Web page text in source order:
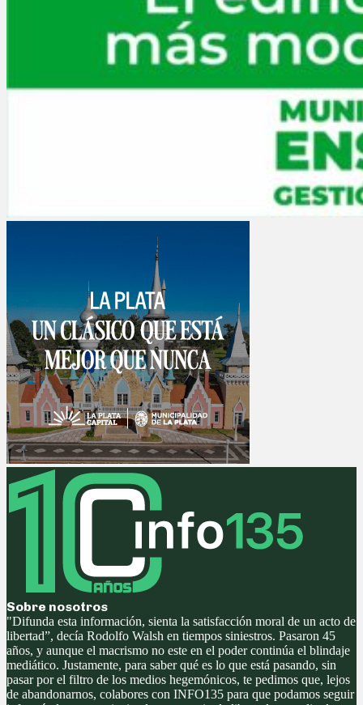
Sobre nosotros
"Difunda esta información, sienta la satisfacción moral de un acto de
libertad”, decía Rodolfo Walsh en tiempos siniestros. Pasaron 45
años, y aunque el macrismo no este en el poder continúa el blindaje
mediático. Justamente, para saber qué es lo que está pasando, sin
pasar por el filtro de los medios hegemónicos, te pedimos que, lejos
de abandonarnos, colabores con INFO135 para que podamos seguir